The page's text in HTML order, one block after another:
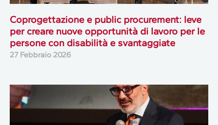
Coprogettazione e public procurement: leve
per creare nuove opportunità di lavoro per le
persone con disabilità e svantaggiate
27 Febbraio 2026